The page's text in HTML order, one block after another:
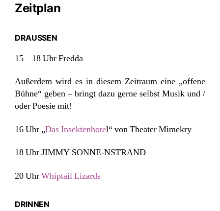
Zeitplan
DRAUSSEN
15 – 18 Uhr Fredda
Außerdem wird es in diesem Zeitraum eine „offene
Bühne“ geben – bringt dazu gerne selbst Musik und /
oder Poesie mit!
16 Uhr „Das Insektenhotel“ von Theater Mimekry
18 Uhr JIMMY SONNE-NSTRAND
20 UhrWhiptail Lizards
DRINNEN